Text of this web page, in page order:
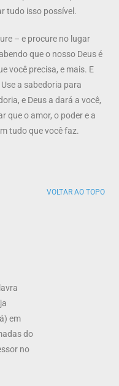
tudo isso possível.
– e procure no lugar
que o nosso Deus é
você precisa, e mais. E
a sabedoria para
e Deus a dará a você,
que o amor, o poder e a
tudo que você faz.
VOLTAR AO TOPO
em
do
no